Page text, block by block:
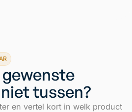
tussen?
en vertel kort in welk product